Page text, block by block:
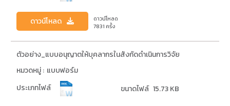
ดาวน์โหลด
ดาวน์โหลด
7831ครั้ง
ตัวอย่าง_แบบอนุญาตให้บุคลากรในสังกัดดำเนินการวิจัย
หมวดหมู่ : แบบฟอร์ม
ประเภทไฟล์
ขนาดไฟล์ 15.73 KB